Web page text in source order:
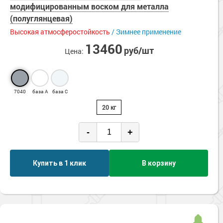
модифицированным воском для металла
(полуглянцевая)
Высокая атмосферостойкость / Зимнее применение
Цена: 13460 руб/шт
7040 база А база С
20 кг
- +
Купить в 1 клик В корзину